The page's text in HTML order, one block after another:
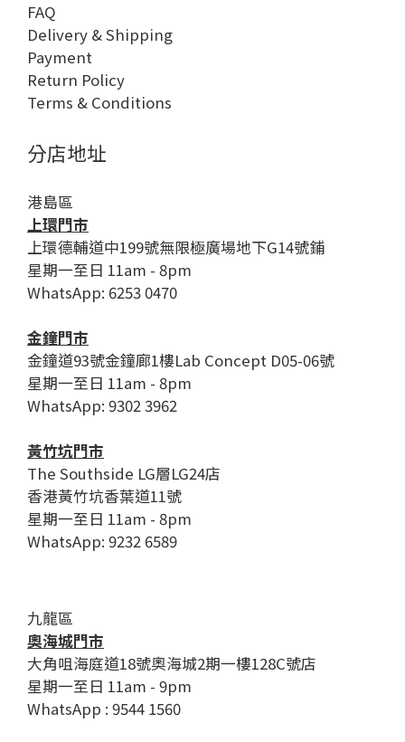
FAQ
Delivery & Shipping
Payment
Return Policy
Terms & Conditions
分店地址
港島區
上環門市
上環德輔道中199號無限極廣場地下G14號鋪
星期一至日 11am - 8pm
WhatsApp: 6253 0470
金鐘門市
金鐘道93號金鐘廊1樓Lab Concept D05-06號
星期一至日 11am - 8pm
WhatsApp: 9302 3962
黃竹坑門市
The Southside LG層LG24店
香港黃竹坑香葉道11號
星期一至日 11am - 8pm
WhatsApp: 9232 6589
九龍區
奧海城門市
大角咀海庭道18號奧海城2期一樓128C號店
星期一至日 11am - 9pm
WhatsApp : 9544 1560